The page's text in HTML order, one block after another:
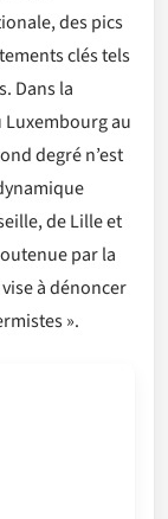
des pics
clés tels
Dans la
au
degré n’est
de Lille et
par la
vise à dénoncer
».